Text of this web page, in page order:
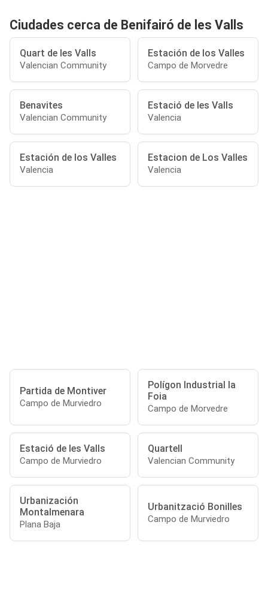
Ciudades cerca de Benifairó de les Valls
Quart de les Valls
Valencian Community
Estación de los Valles
Campo de Morvedre
Benavites
Valencian Community
Estació de les Valls
Valencia
Estación de los Valles
Valencia
Estacion de Los Valles
Valencia
Partida de Montiver
Campo de Murviedro
Polígon Industrial la
Foia
Campo de Morvedre
Estació de les Valls
Campo de Murviedro
Quartell
Valencian Community
Urbanización
Montalmenara
Plana Baja
Urbanització Bonilles
Campo de Murviedro